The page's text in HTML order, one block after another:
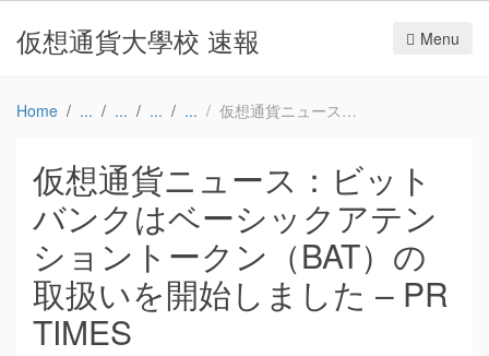
仮想通貨大學校 速報 Menu
Home 仮想通貨ニュース：ビットバンクはベーシックアテンショントークン（BAT）の取扱いを開始しました – PR TIMES
仮想通貨ニュース：ビット
バンクはベーシックアテン
ショントークン（BAT）の
取扱いを開始しました – PR
TIMES